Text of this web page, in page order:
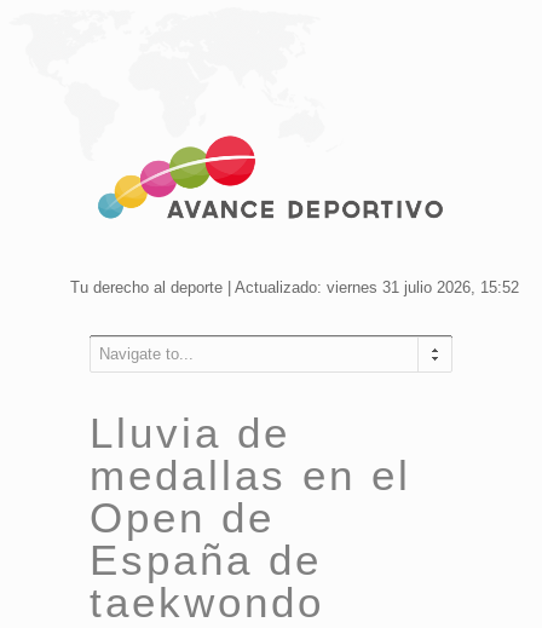
Tu derecho al deporte | Actualizado: viernes 31 julio 2026, 15:52
Navigate to...
Lluvia de
medallas en el
Open de
España de
taekwondo